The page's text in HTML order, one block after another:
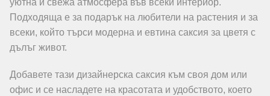
уютна и свежа атмосфера във всеки интериор.
Подходяща е за подарък на любители на растения и за
всеки, който търси модерна и евтина саксия за цветя с
дълъг живот.
Добавете тази дизайнерска саксия към своя дом или
офис и се насладете на красотата и удобството, което